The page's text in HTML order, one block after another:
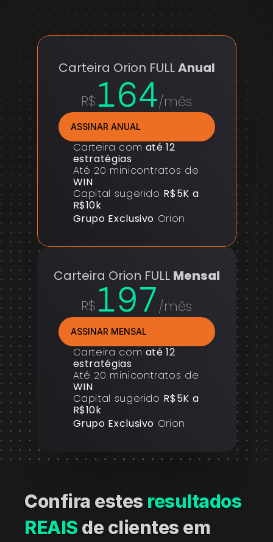
Carteira Orion FULL Anual
R$164/mês
ASSINAR ANUAL
Carteira com até 12
estratégias
WIN
Capital sugerido R$5K a
R$10k
Grupo Exclusivo Orion
Carteira Orion FULL Mensal
R$197/mês
ASSINAR MENSAL
Carteira com até 12
estratégias
WIN
Capital sugerido R$5K a
R$10k
Grupo Exclusivo Orion
Confira estes resultados
REAIS de clientes em